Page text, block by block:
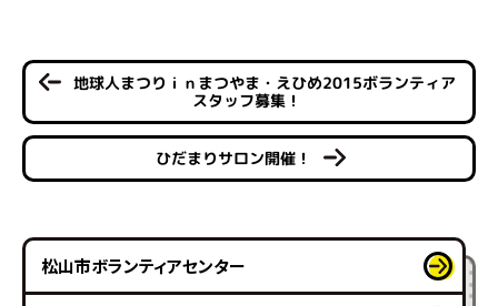
地球人まつりｉｎまつやま・えひめ2015ボランティア
スタッフ募集！
ひだまりサロン開催！
松山市ボランティアセンター